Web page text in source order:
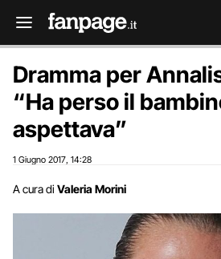
Dramma per
“Ha perso il
aspettava”
1 Giugno 2017 14:28
A cura di Valeria Morini